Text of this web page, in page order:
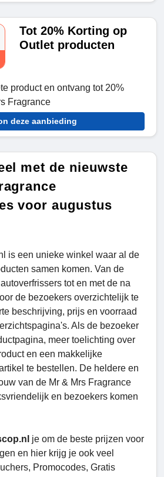
Tot 20% Korting op
Outlet producten
product en ontvang tot 20%
Fragrance
deze aanbieding
met de nieuwste
voor augustus
is een unieke winkel waar al de
samen komen. Van de
tot en met de na
de bezoekers overzichtelijk te
beschrijving, prijs en voorraad
Als de bezoeker
meer toelichting over
en een makkelijke
te bestellen. De heldere en
van de Mr & Mrs Fragrance
en bezoekers komen
je om de beste prijzen voor
en hier krijg je ook veel
Promocodes, Gratis